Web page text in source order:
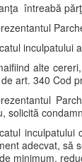
întreabă
inculpatului
alte
art. 340 Cod
solicită
adecvat, să
minimum,